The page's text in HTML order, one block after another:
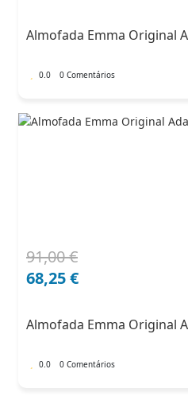
102,00 €.
71,40 €.
Almofada Emma Original
0.0 0 Comentários
91,00€
O
preço
91,00 €.
68,25€
O
preço
68,25 €.
Almofada Emma Original
0.0 0 Comentários